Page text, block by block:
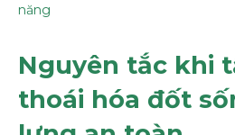
năng
Nguyên tắc khi
thoái hóa đốt